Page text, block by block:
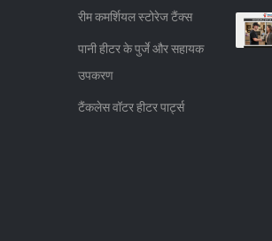
रीम कमर्शियल स्टोरेज टैंक्स
पानी हीटर के पुर्जे और सहायक
उपकरण
टैंकलेस वॉटर हीटर पार्ट्स